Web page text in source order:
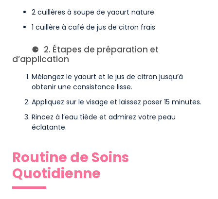
2 cuillères à soupe de yaourt nature
1 cuillère à café de jus de citron frais
2. Étapes de préparation et
d’application
Mélangez le yaourt et le jus de citron jusqu’à
obtenir une consistance lisse.
Appliquez sur le visage et laissez poser 15 minutes.
Rincez à l’eau tiède et admirez votre peau
éclatante.
Routine de Soins
Quotidienne